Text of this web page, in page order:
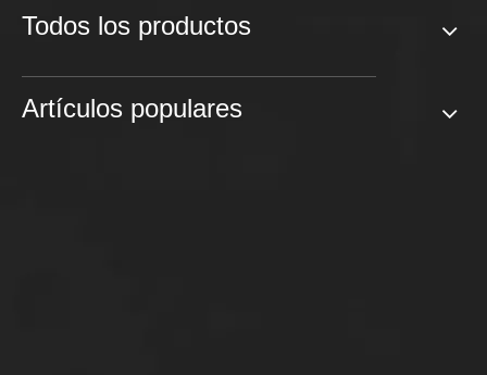
Todos los productos
Artículos populares